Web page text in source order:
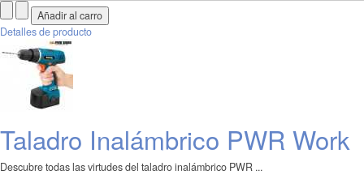
Detalles de producto
Taladro Inalámbrico PWR Work
Descubre todas las virtudes del taladro inalámbrico PWR ...